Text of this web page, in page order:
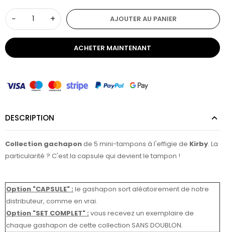
− + AJOUTER AU PANIER
ACHETER MAINTENANT
DESCRIPTION
Collection gachaponde 5 mini-tampons à l'effigie de Kirby. La
particularité ? C'est la capsule qui devient le tampon !
Option "CAPSULE" : le gashapon sort aléatoirement de notre
distributeur, comme en vrai.
Option "SET COMPLET" : vous recevez un exemplaire de
chaque gashapon de cette collection SANS DOUBLON.